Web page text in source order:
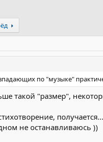
по "музыке"
такой "размер",
получается...
не останавливаюсь ))